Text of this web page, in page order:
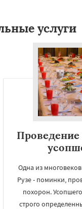
услуги
Одна из
Рузе - поминки,
похорон.
строго